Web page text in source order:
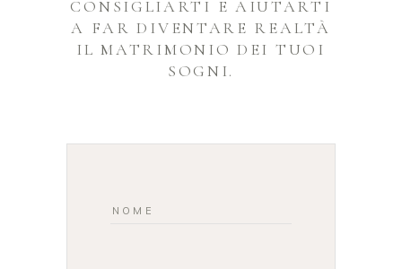
CONSIGLIARTI E AIUTARTI
A FAR DIVENTARE REALTÀ
IL MATRIMONIO DEI TUOI
SOGNI.